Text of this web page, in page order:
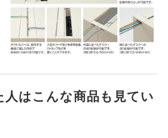
人はこんな商品も見てい